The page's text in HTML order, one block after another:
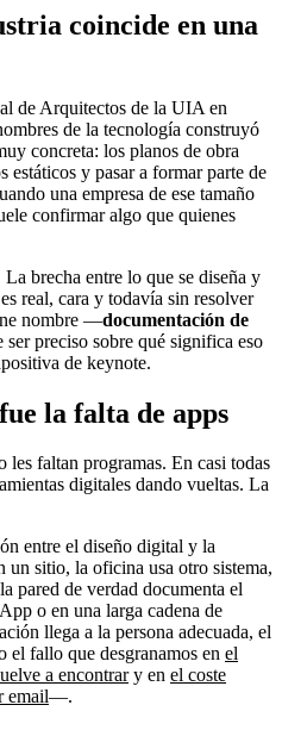
coincide en una
de Arquitectos de la UIA en
de la tecnología construyó
concreta: los planos de obra
estáticos y pasar a formar parte de
una empresa de ese tamaño
confirmar algo que quienes
brecha entre lo que se diseña y
real, cara y todavía sin resolver
nombre —documentación de
preciso sobre qué significa eso
de keynote.
la falta de apps
faltan programas. En casi todas
digitales dando vueltas. La
entre el diseño digital y la
sitio, la oficina usa otro sistema,
pared de verdad documenta el
o en una larga cadena de
llega a la persona adecuada, el
fallo que desgranamos en el
a encontrary en el coste
email—.